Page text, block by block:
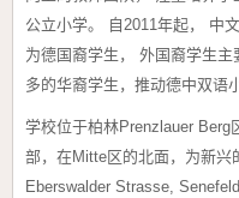
公立小学。 自2011年起， 中
为德国裔学生， 外国裔学生
多的华裔学生，推动德中双语
学校位于柏林Prenzlauer Berg
部，在Mitte区的北面，为新
Eberswalder Strasse,